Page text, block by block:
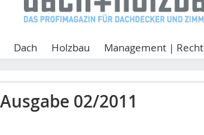
Dach Holzbau Management | Recht
Ausgabe 02/2011